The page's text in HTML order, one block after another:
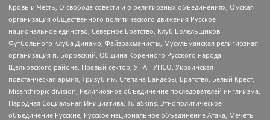
Кровь и Честь, О свободе совести и о религиозных объединениях, Омская
организация общественного политического движения Русское
национальное единство, Северное Братство, Клуб Болельщиков
Футбольного Клуба Динамо, Файзрахманисты, Мусульманская религиозная
организация п. Боровский, Община Коренного Русского народа
Щелковского района, Правый сектор, УНА - УНСО, Украинская
повстанческая армия, Тризуб им. Степана Бандеры, Братство, Белый Крест,
Misanthropic division, Религиозное объединение последователей инглиизма,
Народная Социальная Инициатива, TulaSkins, Этнополитическое
объединение Русские, Русское национальное объединение Атака, Мечеть